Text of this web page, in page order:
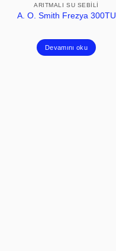
ARITMALI SU SEBILI
A. O. Smith Frezya 300TU
Devamını oku